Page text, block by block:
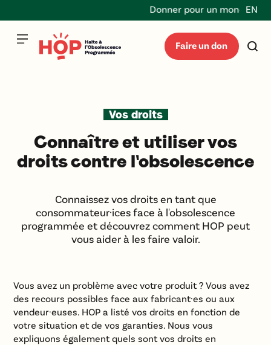
Donner pour un mondeEN
Faire un don
Vos droits
Connaître et utiliser vos
droits contre l'obsolescence
Connaissez vos droits en tant que
consommateur·ices face à l'obsolescence
programmée et découvrez comment HOP peut
vous aider à les faire valoir.
Vous avez un problème avec votre produit ? Vous avez
des recours possibles face aux fabricant·es ou aux
vendeur·euses. HOP a listé vos droits en fonction de
votre situation et de vos garanties. Nous vous
expliquons également quels sont vos droits en